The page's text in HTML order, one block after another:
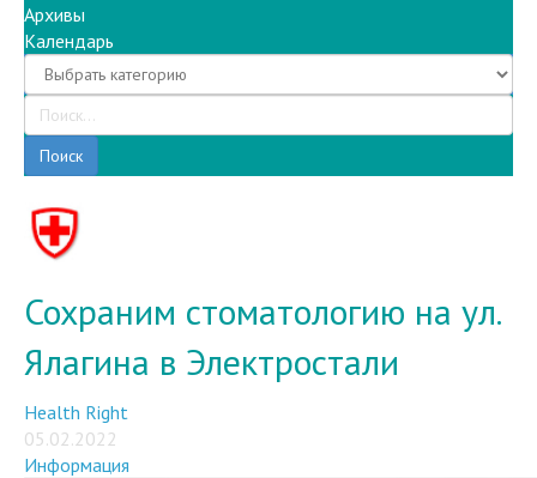
Архивы
Календарь
Поиск
Сохраним стоматологию на ул.
Ялагина в Электростали
Health Right
05.02.2022
Информация